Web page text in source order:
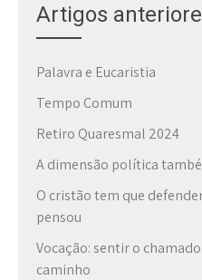
Artigos
Palavra e Eucaristia
Tempo Comum
Retiro Quaresmal 2024
A dimensão política
O cristão tem que
pensou
Vocação: sentir o
caminho